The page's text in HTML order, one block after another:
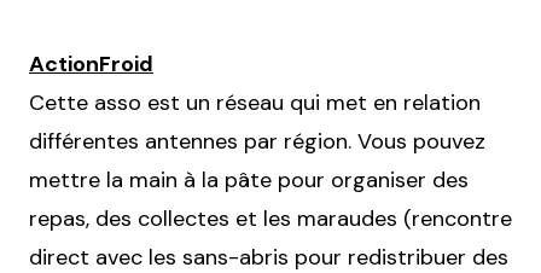
ActionFroid
Cette asso est un réseau qui met en relation
différentes antennes par région. Vous pouvez
mettre la main à la pâte pour organiser des
repas, des collectes et les maraudes (rencontre
direct avec les sans-abris pour redistribuer des